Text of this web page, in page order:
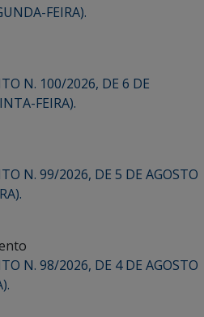
FEIRA).
N. 100/2026, DE 6 DE
FEIRA).
N. 99/2026, DE 5 DE AGOSTO
N. 98/2026, DE 4 DE AGOSTO